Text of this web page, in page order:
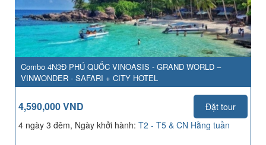
Combo 4N3Đ PHÚ QUỐC VINOASIS - GRAND WORLD –
VINWONDER - SAFARI + CITY HOTEL
4,590,000 VND
Đặt tour
4 ngày 3 đêm, Ngày khởi hành: T2 - T5 & CN Hằng tuần